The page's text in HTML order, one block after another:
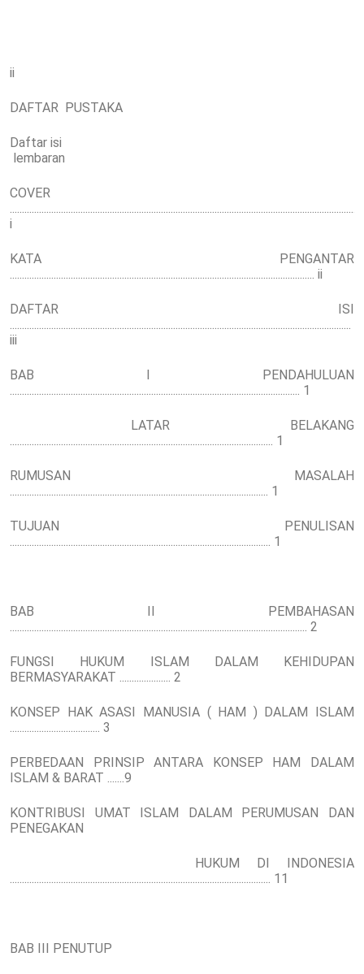
ii
DAFTAR PUSTAKA
Daftar isi
lembaran
COVER
i
KATA PENGANTAR
............................................................................................................................. ii
DAFTAR ISI
iii
BAB I PENDAHULUAN
....................................................................................................................... 1
LATAR BELAKANG
............................................................................................................ 1
RUMUSAN MASALAH
.......................................................................................................... 1
TUJUAN PENULISAN
........................................................................................................... 1
BAB II PEMBAHASAN
.......................................................................................................................... 2
FUNGSI HUKUM ISLAM DALAM KEHIDUPAN
BERMASYARAKAT ..................... 2
KONSEP HAK ASASI MANUSIA ( HAM ) DALAM ISLAM
..................................... 3
PERBEDAAN PRINSIP ANTARA KONSEP HAM DALAM
ISLAM & BARAT .......9
KONTRIBUSI UMAT ISLAM DALAM PERUMUSAN DAN
PENEGAKAN
HUKUM DI INDONESIA
........................................................................................................... 11
BAB III PENUTUP